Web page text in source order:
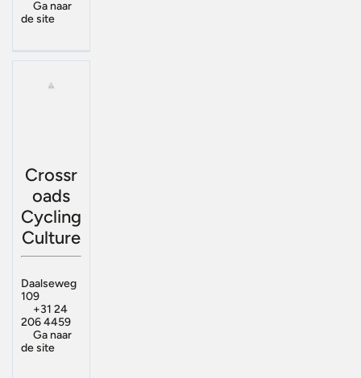
Ga naar
de site
Crossr
oads
Cycling
Culture
Daalseweg
109
+31 24
206 4459
Ga naar
de site